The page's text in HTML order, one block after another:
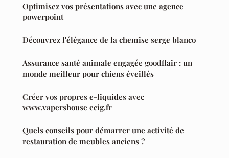
Optimisez vos présentations avec une agence
powerpoint
Découvrez l'élégance de la chemise serge blanco
Assurance santé animale engagée goodflair : un
monde meilleur pour chiens éveillés
Créer vos propres e-liquides avec
www.vapershouse ecig.fr
Quels conseils pour démarrer une activité de
restauration de meubles anciens ?